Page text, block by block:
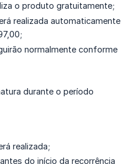
o produto gratuitamente;
realizada automaticamente
normalmente conforme
durante o período
realizada;
do início da recorrência